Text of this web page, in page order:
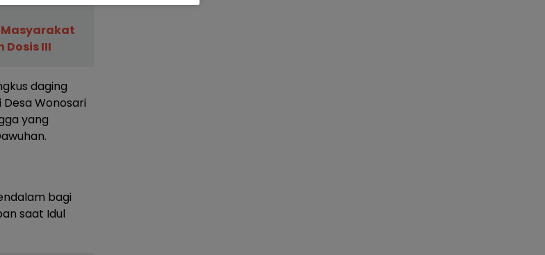
Masyarakat
Dosis III
daging
Wonosari
yang
bagi
saat Idul